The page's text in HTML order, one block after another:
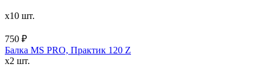
x10 шт.
750 ₽
Балка MS PRO, Практик 120 Z
x2 шт.